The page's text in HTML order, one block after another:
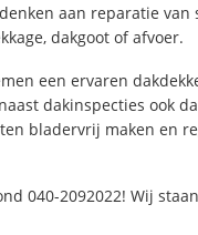
aan reparatie van
dakgoot of afvoer.
een ervaren
dakinspecties ook
bladervrij maken en
040-2092022! Wij